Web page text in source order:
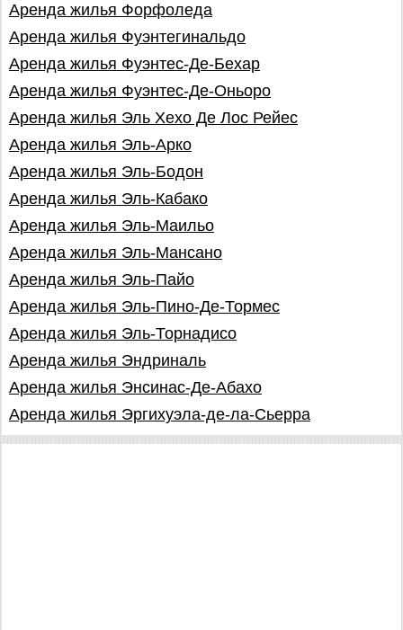
Аренда жилья Форфоледа
Аренда жилья Фуэнтегинальдо
Аренда жилья Фуэнтес-Де-Бехар
Аренда жилья Фуэнтес-Де-Оньоро
Аренда жилья Эль Хехо Де Лос Рейес
Аренда жилья Эль-Арко
Аренда жилья Эль-Бодон
Аренда жилья Эль-Кабако
Аренда жилья Эль-Маильо
Аренда жилья Эль-Мансано
Аренда жилья Эль-Пайо
Аренда жилья Эль-Пино-Де-Тормес
Аренда жилья Эль-Торнадисо
Аренда жилья Эндриналь
Аренда жилья Энсинас-Де-Абахо
Аренда жилья Эргихуэла-де-ла-Сьерра